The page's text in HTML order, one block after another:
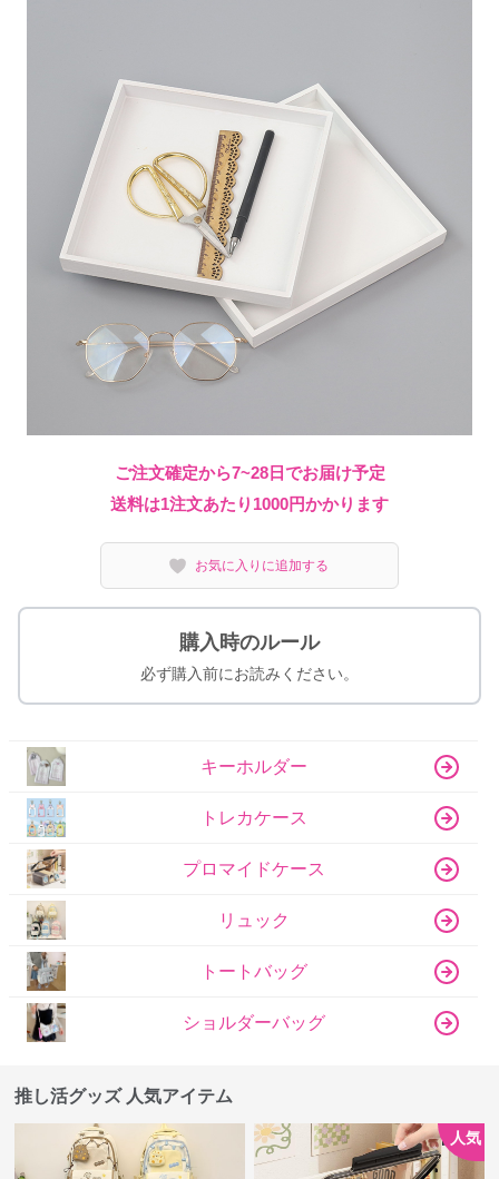
ご注文確定から7~28日でお届け予定
送料は1注文あたり 1000円かかります
お気に入りに追加する
購入時のルール
必ず購入前にお読みください。
キーホルダー
トレカケース
プロマイドケース
リュック
トートバッグ
ショルダーバッグ
推し活グッズ 人気アイテム
人気